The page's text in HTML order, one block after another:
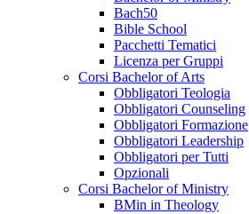
Bach50
Bible School
Pacchetti Tematici
Licenza per Gruppi
Corsi Bachelor of Arts
Obbligatori Teologia
Obbligatori Counseling
Obbligatori Formazione
Obbligatori Leadership
Obbligatori per Tutti
Opzionali
Corsi Bachelor of Ministry
BMin in Theology